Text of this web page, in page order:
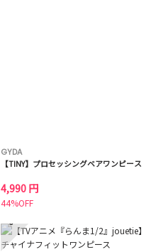
GYDA
【TINY】プロセッシングベアワンピース
4,990 円
44%OFF
6